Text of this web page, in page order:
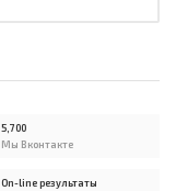
5,700
Мы Вконтакте
On-line результаты